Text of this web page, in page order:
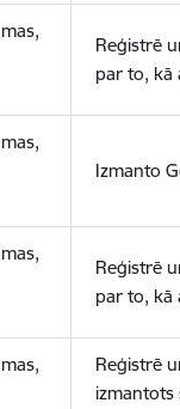
Reģistrē
par to, kā
Izmanto
Reģistrē
par to, kā
Reģistrē
izmantots